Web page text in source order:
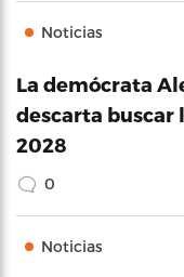
Noticias
La demócrata
descarta buscar
2028
0
Noticias